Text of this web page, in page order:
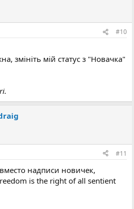
#10
змініть мій статус з "Новачка"
#11
надписи новичек,
is the right of all sentient